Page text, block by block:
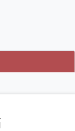
選取的頁籤)
選取的頁籤)